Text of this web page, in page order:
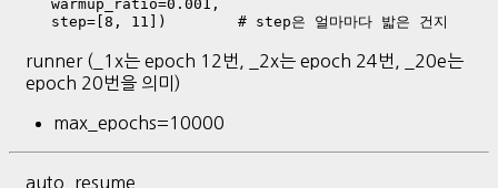
    warmup_ratio=0.001,
    step=[8, 11])        # step은 얼마마다 밟은 건지
runner (_1x는 epoch 12번, _2x는 epoch 24번, _20e는
epoch 20번을 의미)
max_epochs=10000
auto_resume